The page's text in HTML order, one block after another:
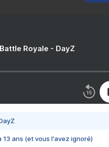
Royale - DayZ
13 ans (et vous l'avez ignoré)